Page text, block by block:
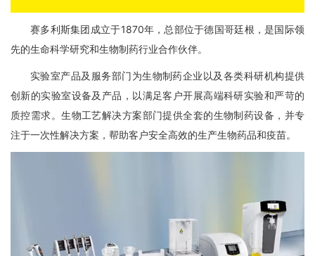
赛多利斯集团成立于1870年，总部位于德国哥廷根，是国际领
先的生命科学研究和生物制药行业合作伙伴。
实验室产品及服务部门为生物制药企业以及各类科研机构提供
创新的实验室设备及产品，以满足客户开展高端科研实验和严苛的
质控需求。生物工艺解决方案部门提供全套的生物制药设备，并专
注于一次性解决方案，帮助客户安全高效的生产生物药品和疫苗。